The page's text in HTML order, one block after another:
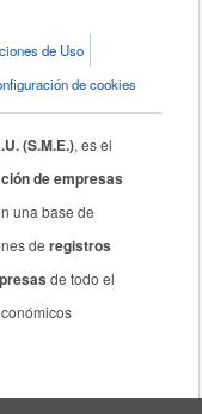
de Uso
de cookies
(S.M.E.), es el
de empresas
una base de
deregistros
de todo el